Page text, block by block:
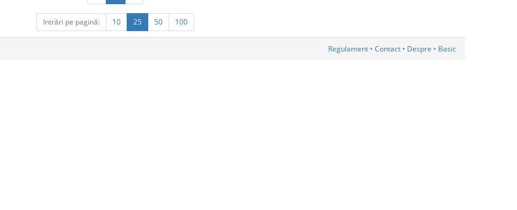
Intrări pe pagină: 10 25 50 100
Regulament • Contact • Despre • Basic